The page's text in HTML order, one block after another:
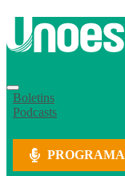
Boletins
Podcasts